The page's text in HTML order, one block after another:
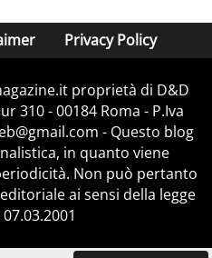
Privacy Policy
proprietà di D&D
310 - 00184 Roma - P.Iva
- Questo blog
in quanto viene
Non può pertanto
ai sensi della legge